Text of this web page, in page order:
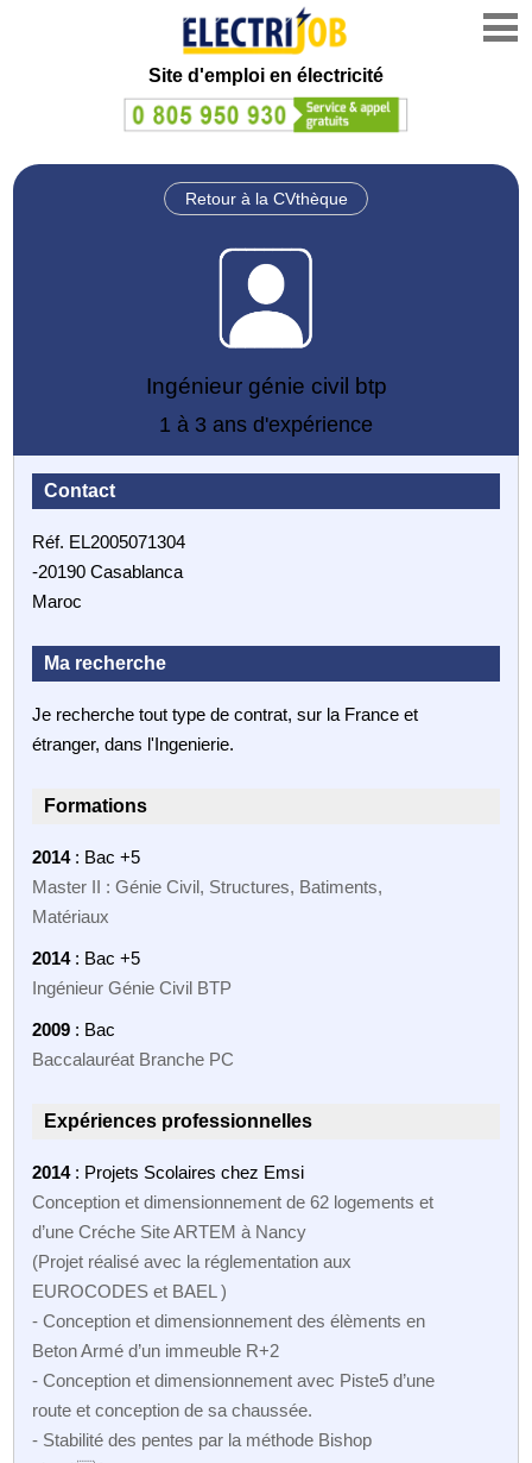
Site d'emploi en électricité
Retour à la CVthèque
Ingénieur génie civil btp
1 à 3 ans d'expérience
Contact
Réf. EL2005071304
-20190 Casablanca
Maroc
Ma recherche
Je recherche tout type de contrat, sur la France et
étranger, dans l'Ingenierie.
Formations
2014: Bac +5
Master II : Génie Civil, Structures, Batiments,
Matériaux
2014: Bac +5
Ingénieur Génie Civil BTP
2009 : Bac
Baccalauréat Branche PC
Expériences professionnelles
2014: Projets Scolaires chez Emsi
Conception et dimensionnement de 62 logements et
d’une Créche Site ARTEM à Nancy
(Projet réalisé avec la réglementation aux
EUROCODES et BAEL )
- Conception et dimensionnement des élèments en
Beton Armé d’un immeuble R+2
- Conception et dimensionnement avec Piste5 d’une
route et conception de sa chaussée.
- Stabilité des pentes par la méthode Bishop